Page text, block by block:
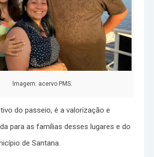
Imagem: acervo PMS.
do passeio, é a valorização e
para as famílias desses lugares e do
de Santana.